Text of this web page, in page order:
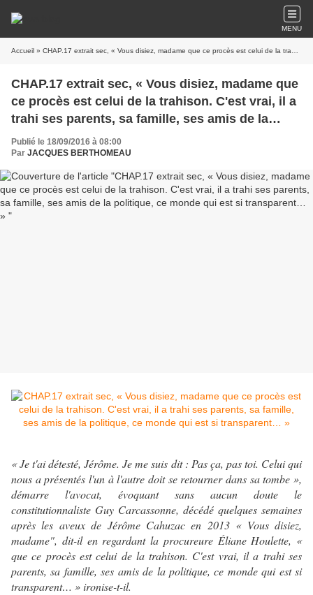
MENU
Accueil » CHAP.17 extrait sec, « Vous disiez, madame que ce procès est celui de la trahison. C'est vrai, il a trahi ses parents, sa famille, ses amis de la politique, ce monde qui est si transparent… »
CHAP.17 extrait sec, « Vous disiez, madame que
ce procès est celui de la trahison. C'est vrai, il a
trahi ses parents, sa famille, ses amis de la
politique, ce monde qui est si transparent… »
Publié le 18/09/2016 à 08:00
Par JACQUES BERTHOMEAU
« Je t'ai détesté, Jérôme. Je me suis dit : Pas ça, pas toi. Celui qui
nous a présentés l'un à l'autre doit se retourner dans sa tombe »,
démarre l'avocat, évoquant sans aucun doute le
constitutionnaliste Guy Carcassonne, décédé quelques semaines
après les aveux de Jérôme Cahuzac en 2013 « Vous disiez,
madame", dit-il en regardant la procureure Éliane Houlette, «
que ce procès est celui de la trahison. C'est vrai, il a trahi ses
parents, sa famille, ses amis de la politique, ce monde qui est si
transparent… » ironise-t-il.